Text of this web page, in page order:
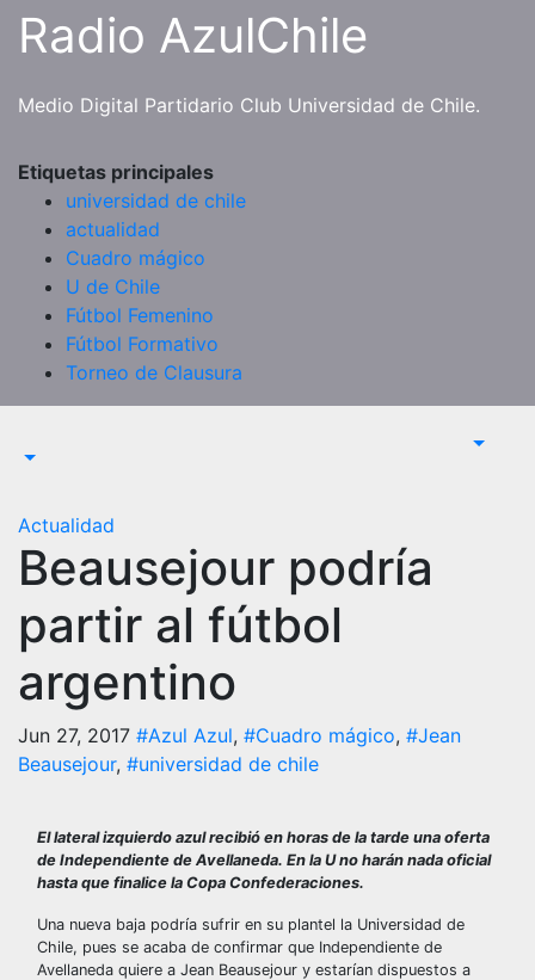
SaltarRadio AzulChile
Medio Digital Partidario Club Universidad de Chile.
Etiquetas principales
universidad de chile
actualidad
Cuadro mágico
U de Chile
Fútbol Femenino
Fútbol Formativo
Torneo de Clausura
Actualidad
Beausejour podría
partir al fútbol
argentino
Jun 27, 2017 #Azul Azul, #Cuadro mágico, #Jean
Beausejour, #universidad de chile
El lateral izquierdo azul recibió en horas de la tarde una oferta
de Independiente de Avellaneda. En la U no harán nada oficial
hasta que finalice la Copa Confederaciones.
Una nueva baja podría sufrir en su plantel la Universidad de
Chile, pues se acaba de confirmar que Independiente de
Avellaneda quiere a Jean Beausejour y estarían dispuestos a